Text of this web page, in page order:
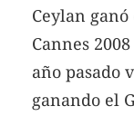
Ceylan
Cannes
año pasado
ganando el